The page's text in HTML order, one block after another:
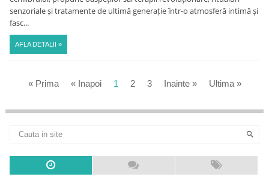
senzoriale și tratamente de ultimă generație într-o atmosferă intimă și
fasc...
AFLA DETALII »
« Prima « Inapoi 1 2 3 Inainte » Ultima »